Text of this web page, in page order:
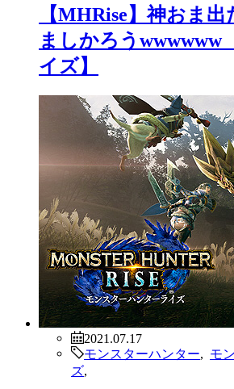
2021.07.17
モンスターハンター,モ
ズ,
【MHRise】チャアク
されて楽しくなった
れwwwwww【モンハ
Back to Top
© Copyright 2026【気ままに】モンハ
まに】モンハンまとめサイト byFIT-
WordPress.